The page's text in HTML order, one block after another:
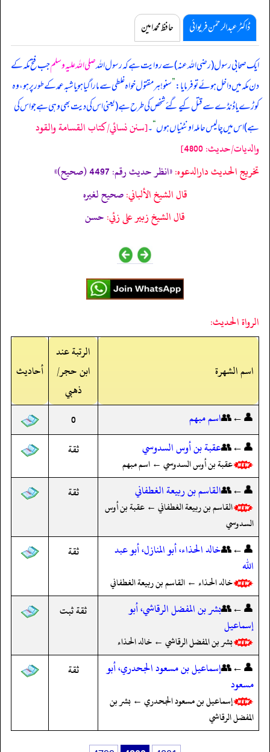
ڈاکٹر عبدالرحمٰن فریوائی حافظ محمد امین
ایک صحابی رسول (رضی اللہ عنہ) سے روایت ہے کہرسول اللہصلی اللہ علیہ وسلمجب فتح مکہ کے
دن مکہ میں داخل ہوئے تو فرمایا:”سنو! ہر مقتول خواہ غلطی سے مارا گیا ہو یا شبہ عمد کے طور پر ہو، وہ
کوڑے یا ڈنڈے سے قتل کیے گئے شخص کی طرح ہے (یعنی اس کی دیت بھی وہی ہے جو اس کی
ہے) اس میں چالیس حاملہ اونٹنیاں ہوں“۔[سنن نسائي/كتاب القسامة والقود
والديات/حدیث: 4800]
تخریج الحدیث دارالدعوہ:«انظر حدیث رقم: 4497 (صحیح)»
قال الشيخ الألباني:صحيح لغيره
قال الشيخ زبير على زئي:حسن
الرواة الحديث:
اسم الشهرة
الرتبة عند
ابن حجر/
ذهبي
أحاديث
👤←👥اسم مبهم
0
👤←👥عقبة بن أوس السدوسي
عقبة بن أوس السدوسي ← اسم مبهم
ثقة
👤←👥القاسم بن ربيعة الغطفاني
القاسم بن ربيعة الغطفاني ← عقبة بن أوس
السدوسي
ثقة
👤←👥خالد الحذاء، أبو المنازل، أبو عبد
الله
خالد الحذاء ← القاسم بن ربيعة الغطفاني
ثقة
👤←👥بشر بن المفضل الرقاشي، أبو
إسماعيل
بشر بن المفضل الرقاشي ← خالد الحذاء
ثقة ثبت
👤←👥إسماعيل بن مسعود الجحدري، أبو
مسعود
إسماعيل بن مسعود الجحدري ← بشر بن
المفضل الرقاشي
ثقة